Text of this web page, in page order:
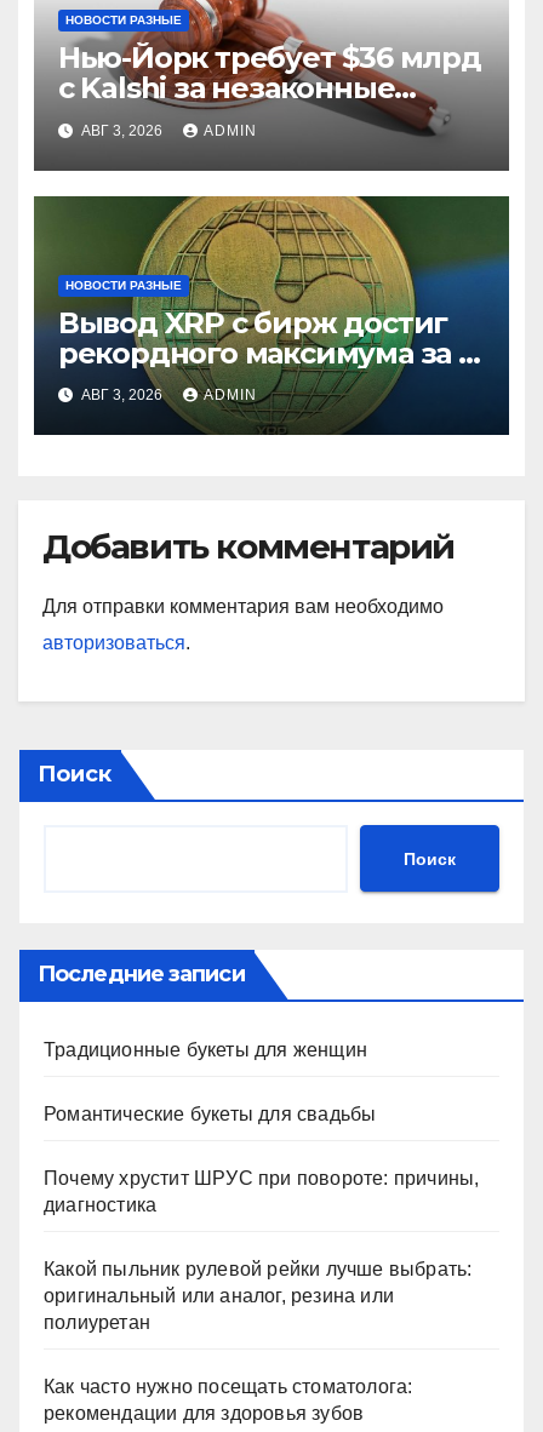
НОВОСТИ РАЗНЫЕ
Нью-Йорк требует $36 млрд
с Kalshi за незаконные
ставки
АВГ 3, 2026 ADMIN
НОВОСТИ РАЗНЫЕ
Вывод XRP с бирж достиг
рекордного максимума за 5
летАВГ 3, 2026 ADMIN
Добавить комментарий
Для отправки комментария вам необходимо
авторизоваться.
Поиск
Поиск
Последние записи
Традиционные букеты для женщин
Романтические букеты для свадьбы
Почему хрустит ШРУС при повороте: причины,
диагностика
Какой пыльник рулевой рейки лучше выбрать:
оригинальный или аналог, резина или
полиуретан
Как часто нужно посещать стоматолога:
рекомендации для здоровья зубов